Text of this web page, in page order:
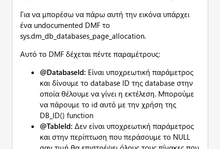
Για να μπορέσω να πάρω αυτή την εικόνα υπάρχει
ένα undocumented DMF το
sys.dm_db_databases_page_allocation.
Αυτό το DMF δέχεται πέντε παραμέτρους:
@DatabaseId: Είναι υποχρεωτική παράμετρος
και δίνουμε το database ID της database στην
οποία θέλουμε να γίνει η εκτέλεση. Μπορούμε
να πάρουμε το id αυτό με την χρήση της
DB_ID() function
@TableId: Δεν είναι υποχρεωτική παράμετρος
και στην περίπτωση που περάσουμε το NULL